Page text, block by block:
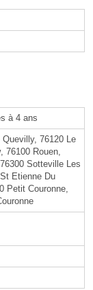
à 4 ans
76120 Le
76100 Rouen,
Sotteville Les
Etienne Du
Petit Couronne,